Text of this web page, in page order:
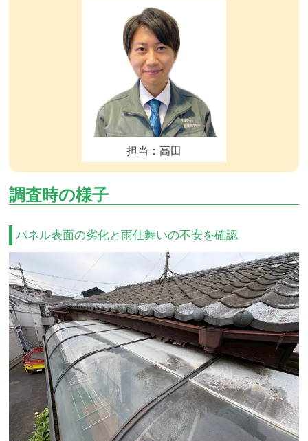
担当：高田
調査時の様子
パネル表面の劣化と雨仕舞いの不安を確認